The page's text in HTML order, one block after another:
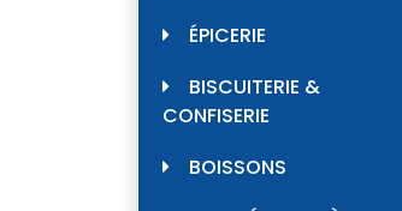
ÉPICERIE
BISCUITERIE &
CONFISERIE
BOISSONS